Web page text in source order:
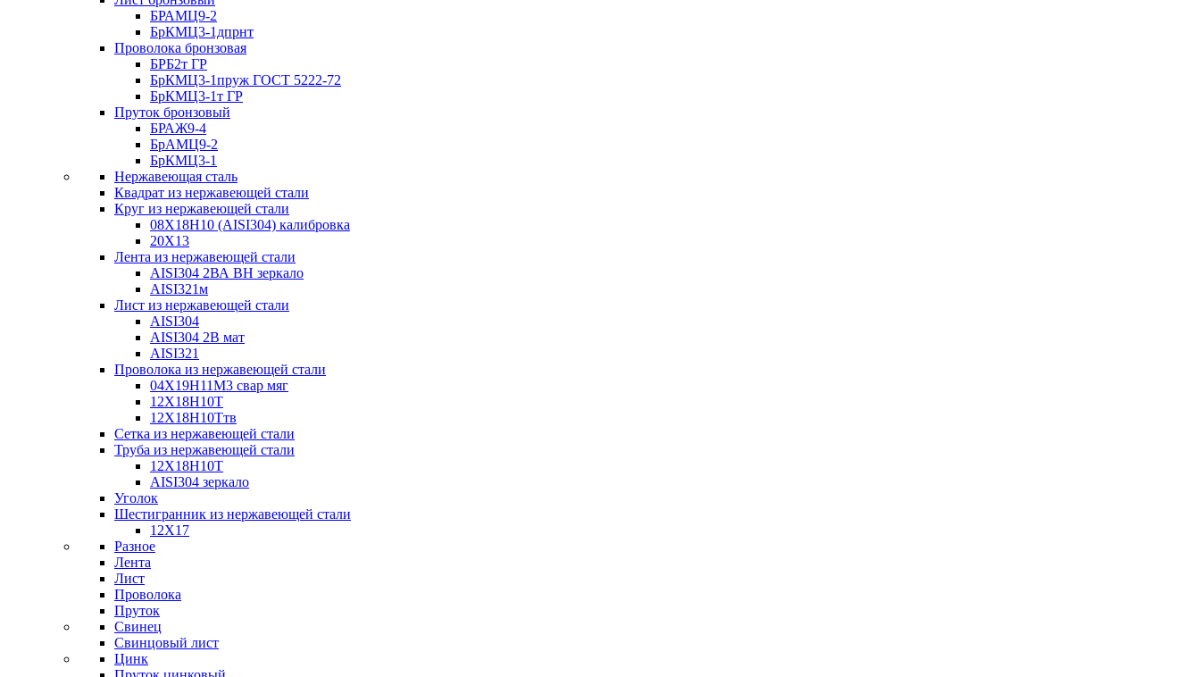
БРАМЦ9-2
БрКМЦ3-1дпрнт
Проволока бронзовая
БРБ2т ГР
БрКМЦ3-1пруж ГОСТ 5222-72
БрКМЦ3-1т ГР
Пруток бронзовый
БРАЖ9-4
БрАМЦ9-2
БрКМЦ3-1
Нержавеющая сталь
Квадрат из нержавеющей стали
Круг из нержавеющей стали
08Х18Н10 (AISI304) калибровка
20Х13
Лента из нержавеющей стали
AISI304 2ВА ВН зеркало
AISI321м
Лист из нержавеющей стали
AISI304
AISI304 2В мат
AISI321
Проволока из нержавеющей стали
04Х19Н11М3 свар мяг
12Х18Н10Т
12Х18Н10Ттв
Сетка из нержавеющей стали
Труба из нержавеющей стали
12Х18Н10Т
AISI304 зеркало
Уголок
Шестигранник из нержавеющей стали
12Х17
Разное
Лента
Лист
Проволока
Пруток
Свинец
Свинцовый лист
Цинк